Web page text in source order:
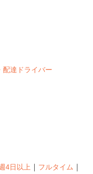
配達ドライバー
4日以上 ｜ フルタイム ｜